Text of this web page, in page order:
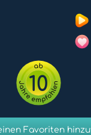
10
Favoriten